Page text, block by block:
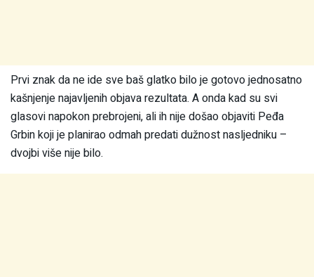
Prvi znak da ne ide sve baš glatko bilo je gotovo jednosatno
kašnjenje najavljenih objava rezultata. A onda kad su svi
glasovi napokon prebrojeni, ali ih nije došao objaviti Peđa
Grbin koji je planirao odmah predati dužnost nasljedniku –
dvojbi više nije bilo.